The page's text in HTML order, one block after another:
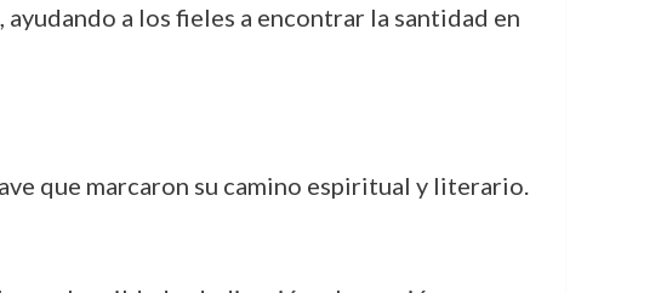
a los fieles a encontrar la santidad en
que marcaron su camino espiritual y literario.